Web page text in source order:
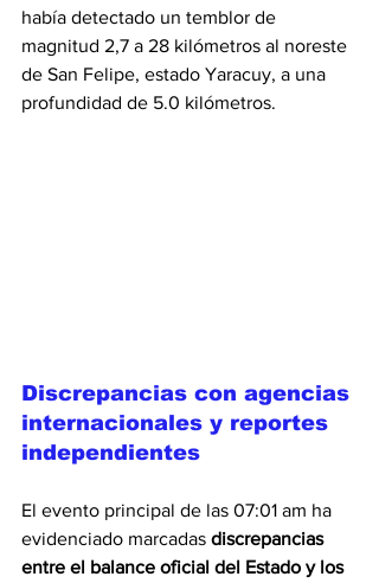
había detectado un temblor de
magnitud 2,7 a 28 kilómetros al noreste
de San Felipe, estado Yaracuy, a una
profundidad de 5.0 kilómetros.
Discrepancias con agencias
internacionales y reportes
independientes
El evento principal de las 07:01 am ha
evidenciado marcadas discrepancias
entre el balance oficial del Estado y los